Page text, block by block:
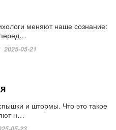
меняют наше сознание:
2025-05-21
и штормы. Что это такое
н…